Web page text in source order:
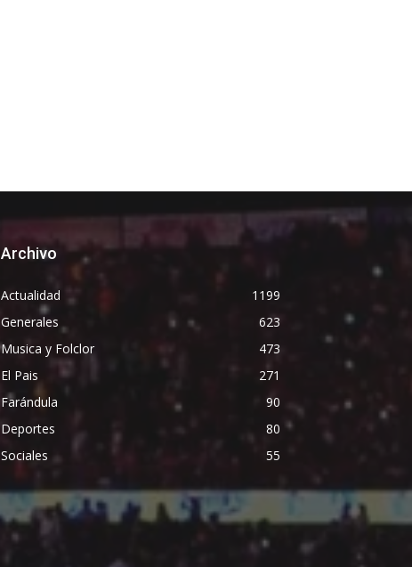
Archivo
Actualidad
1199
Generales
623
Musica y Folclor
473
El Pais
271
Farándula
90
Deportes
80
Sociales
55